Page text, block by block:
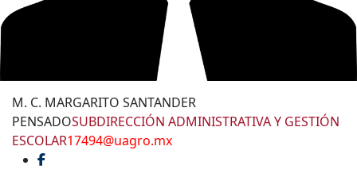
M. C. MARGARITO SANTANDER
PENSADOSUBDIRECCIÓN ADMINISTRATIVA Y GESTIÓN
ESCOLAR17494@uagro.mx